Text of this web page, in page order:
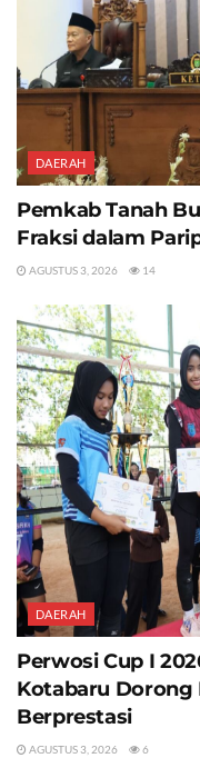
DAERAH
Pemkab Tanah
Fraksi dalam
AGUSTUS 3, 2026 14
DAERAH
Perwosi Cup I
Kotabaru Dorong
Berprestasi
AGUSTUS 3, 2026 6